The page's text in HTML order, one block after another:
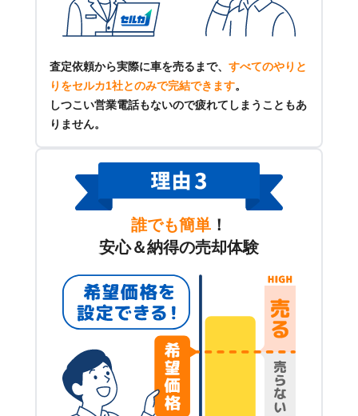
査定依頼から実際に車を売るまで、 すべてのやりと
りをセルカ1社とのみで完結できます。
しつこい営業電話もないので疲れてしまうこともあ
りません。
誰でも簡単 ！
安心＆納得の売却体験